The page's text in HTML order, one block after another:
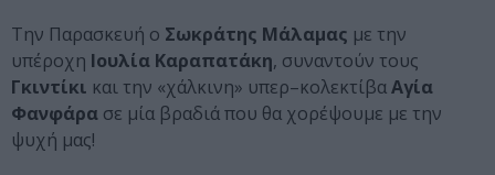
Την Παρασκευή ο Σωκράτης Μάλαμας με την
υπέροχη Ιουλία Καραπατάκη, συναντούν τους
Γκιντίκι και την «χάλκινη» υπερ–κολεκτίβαΑγία
Φανφάρα σε μία βραδιά που θα χορέψουμε με την
ψυχή μας!